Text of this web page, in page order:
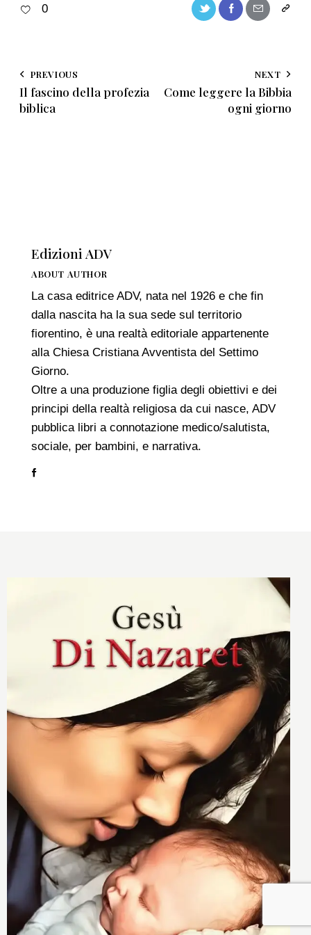
0
PREVIOUS
Il fascino della profezia
biblica
NEXT
Come leggere la Bibbia
ogni giorno
Edizioni ADV
ABOUT AUTHOR
La casa editrice ADV, nata nel 1926 e che fin
dalla nascita ha la sua sede sul territorio
fiorentino, è una realtà editoriale appartenente
alla Chiesa Cristiana Avventista del Settimo
Giorno.
Oltre a una produzione figlia degli obiettivi e dei
principi della realtà religiosa da cui nasce, ADV
pubblica libri a connotazione medico/salutista,
sociale, per bambini, e narrativa.